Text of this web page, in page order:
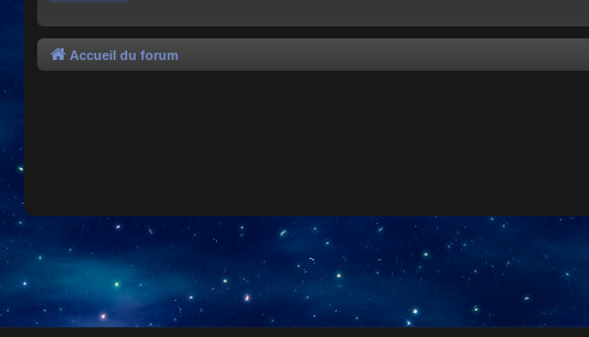
Accueil du forum